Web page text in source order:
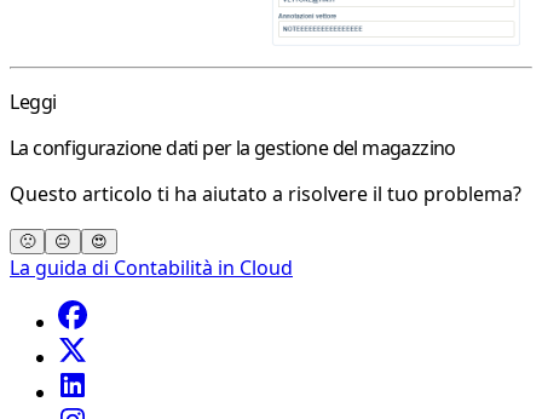
Leggi
La configurazione dati per la gestione del magazzino
Questo articolo ti ha aiutato a risolvere il tuo problema?
🙁 😐 😍
La guida di Contabilità in Cloud